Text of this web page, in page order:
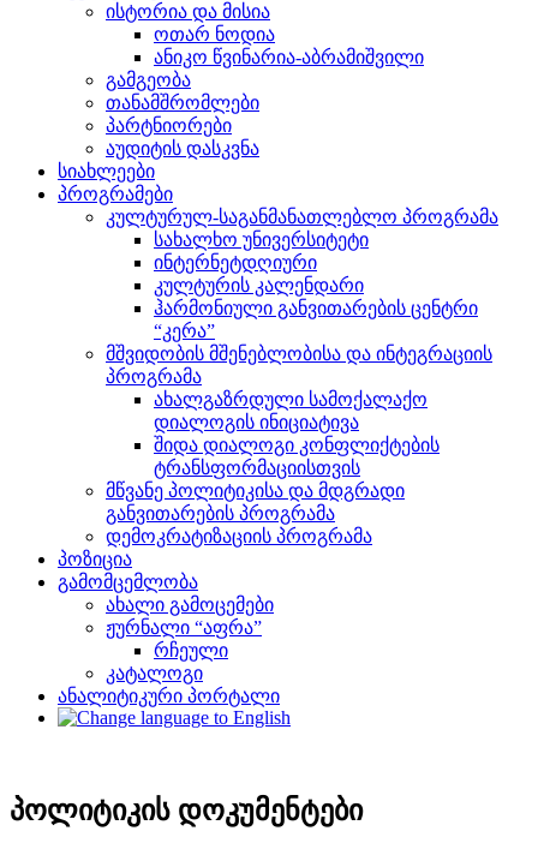
ისტორია და მისია
ოთარ ნოდია
ანიკო წვინარია-აბრამიშვილი
გამგეობა
თანამშრომლები
პარტნიორები
აუდიტის დასკვნა
სიახლეები
პროგრამები
კულტურულ-საგანმანათლებლო პროგრამა
სახალხო უნივერსიტეტი
ინტერნეტდღიური
კულტურის კალენდარი
ჰარმონიული განვითარების ცენტრი
“კერა”
მშვიდობის მშენებლობისა და ინტეგრაციის
პროგრამა
ახალგაზრდული სამოქალაქო
დიალოგის ინიციატივა
შიდა დიალოგი კონფლიქტების
ტრანსფორმაციისთვის
მწვანე პოლიტიკისა და მდგრადი
განვითარების პროგრამა
დემოკრატიზაციის პროგრამა
პოზიცია
გამომცემლობა
ახალი გამოცემები
ჟურნალი “აფრა”
რჩეული
კატალოგი
ანალიტიკური პორტალი
პოლიტიკის დოკუმენტები